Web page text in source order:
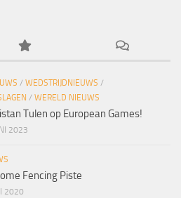
/ WEDSTRIJDNIEUWS /
/ WERELD NIEUWS
Tulen op European Games!
2023
Fencing Piste
2020